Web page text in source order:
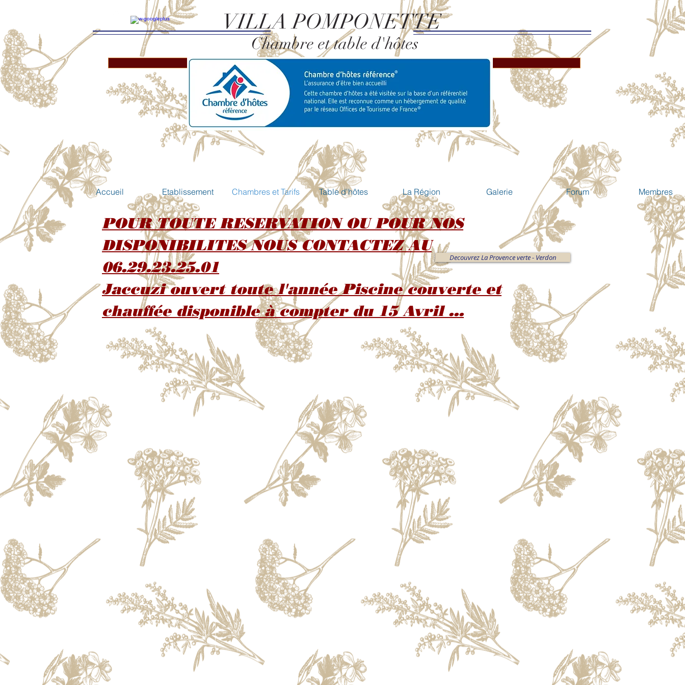
VILLA POMPONETTE
Chambre et table d'hôtes
OUVERT DU 1 JANVIER AU 31 DECEMBRE
Accueil Etablissement Chambres et Tarifs Table d'hôtes La Région Galerie Forum Membres
POUR TOUTE RESERVATION OU POUR NOS
DISPONIBILITES NOUS CONTACTEZ AU
06.29.23.25.01
Jaccuzi ouvert toute l'année Piscine couverte et
chauffée disponible à compter du 15 Avril ...
Decouvrez La Provence verte - Verdon